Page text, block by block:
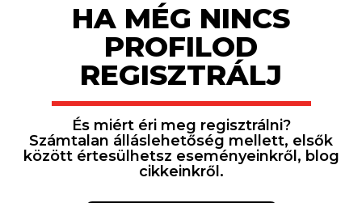
HA MÉG NINCS
PROFILOD
REGISZTRÁLJ
És miért éri meg regisztrálni?
Számtalan álláslehetőség mellett, elsők
között értesülhetsz eseményeinkről, blog
cikkeinkről.